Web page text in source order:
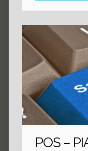
Regionale
POS –